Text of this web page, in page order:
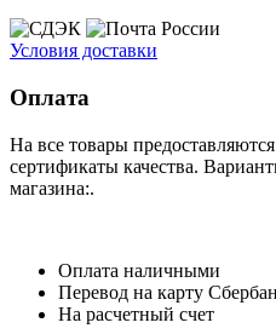
Условия доставки
Оплата
На все товары
сертификаты качества.
магазина:.
Оплата наличными
Перевод на карту
На расчетный счет